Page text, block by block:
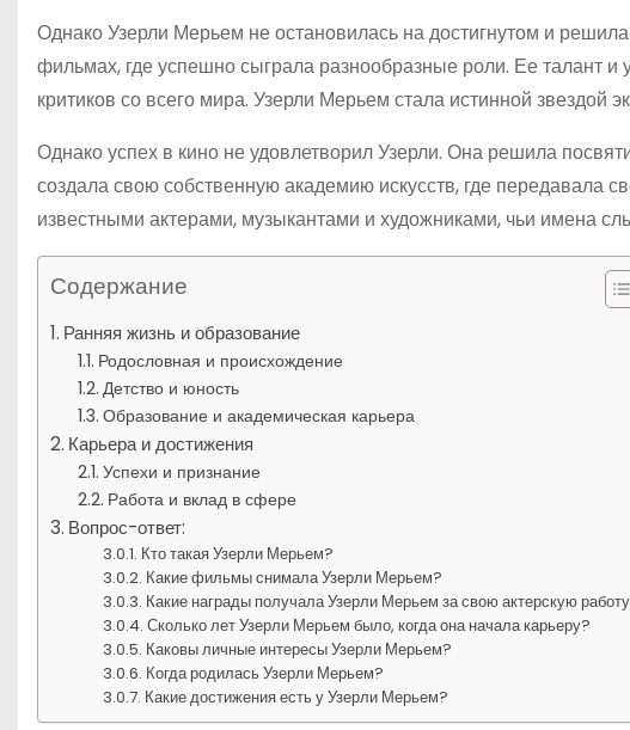
Однако Узерли Мерьем не остановилась на достигнутом и
фильмах, где успешно сыграла разнообразные роли. Ее талант
критиков со всего мира. Узерли Мерьем стала истинной звездой
Однако успех в кино не удовлетворил Узерли. Она решила
создала свою собственную академию искусств, где передавала
известными актерами, музыкантами и художниками, чьи имена
Содержание
Ранняя жизнь и образование
Родословная и происхождение
Детство и юность
Образование и академическая карьера
Карьера и достижения
Успехи и признание
Работа и вклад в сфере
Вопрос-ответ:
Кто такая Узерли Мерьем?
Какие фильмы снимала Узерли Мерьем?
Какие награды получала Узерли Мерьем за свою актерскую
Сколько лет Узерли Мерьем было, когда она начала карьеру?
Каковы личные интересы Узерли Мерьем?
Когда родилась Узерли Мерьем?
Какие достижения есть у Узерли Мерьем?